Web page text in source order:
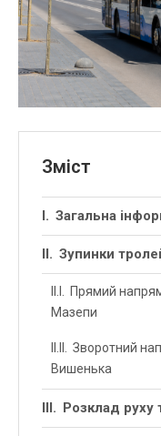
Зміст
Загальна
Зупинки
Прямий
Мазепи
Зворотний
Вишенька
Розклад руху